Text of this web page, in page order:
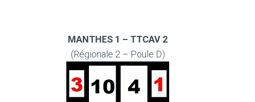
MANTHES 1 – TTCAV 2
(Régionale 2 – Poule D)